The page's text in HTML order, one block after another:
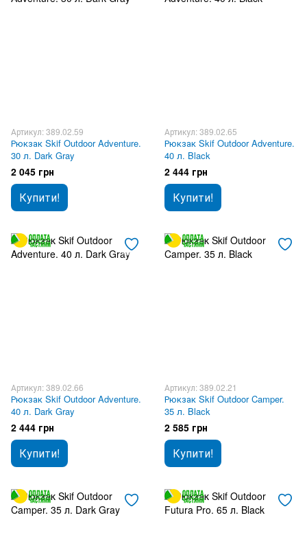
Артикул: 389.02.59
Рюкзак Skif Outdoor Adventure.
30 л. Dark Gray
2 045 грн
Купити!
Артикул: 389.02.65
Рюкзак Skif Outdoor Adventure.
40 л. Black
2 444 грн
Купити!
Артикул: 389.02.66
Рюкзак Skif Outdoor Adventure.
40 л. Dark Gray
2 444 грн
Купити!
Артикул: 389.02.21
Рюкзак Skif Outdoor Camper.
35 л. Black
2 585 грн
Купити!